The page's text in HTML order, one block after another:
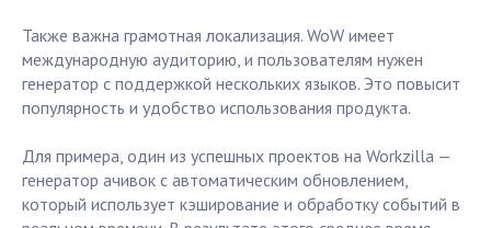
Также важна грамотная локализация. WoW имеет
международную аудиторию, и пользователям нужен
генератор с поддержкой нескольких языков. Это повысит
популярность и удобство использования продукта.
Для примера, один из успешных проектов на Workzilla —
генератор ачивок с автоматическим обновлением,
который использует кэширование и обработку событий в